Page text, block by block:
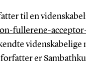
til en
fullerene-acceptor-
videnskabelige
er